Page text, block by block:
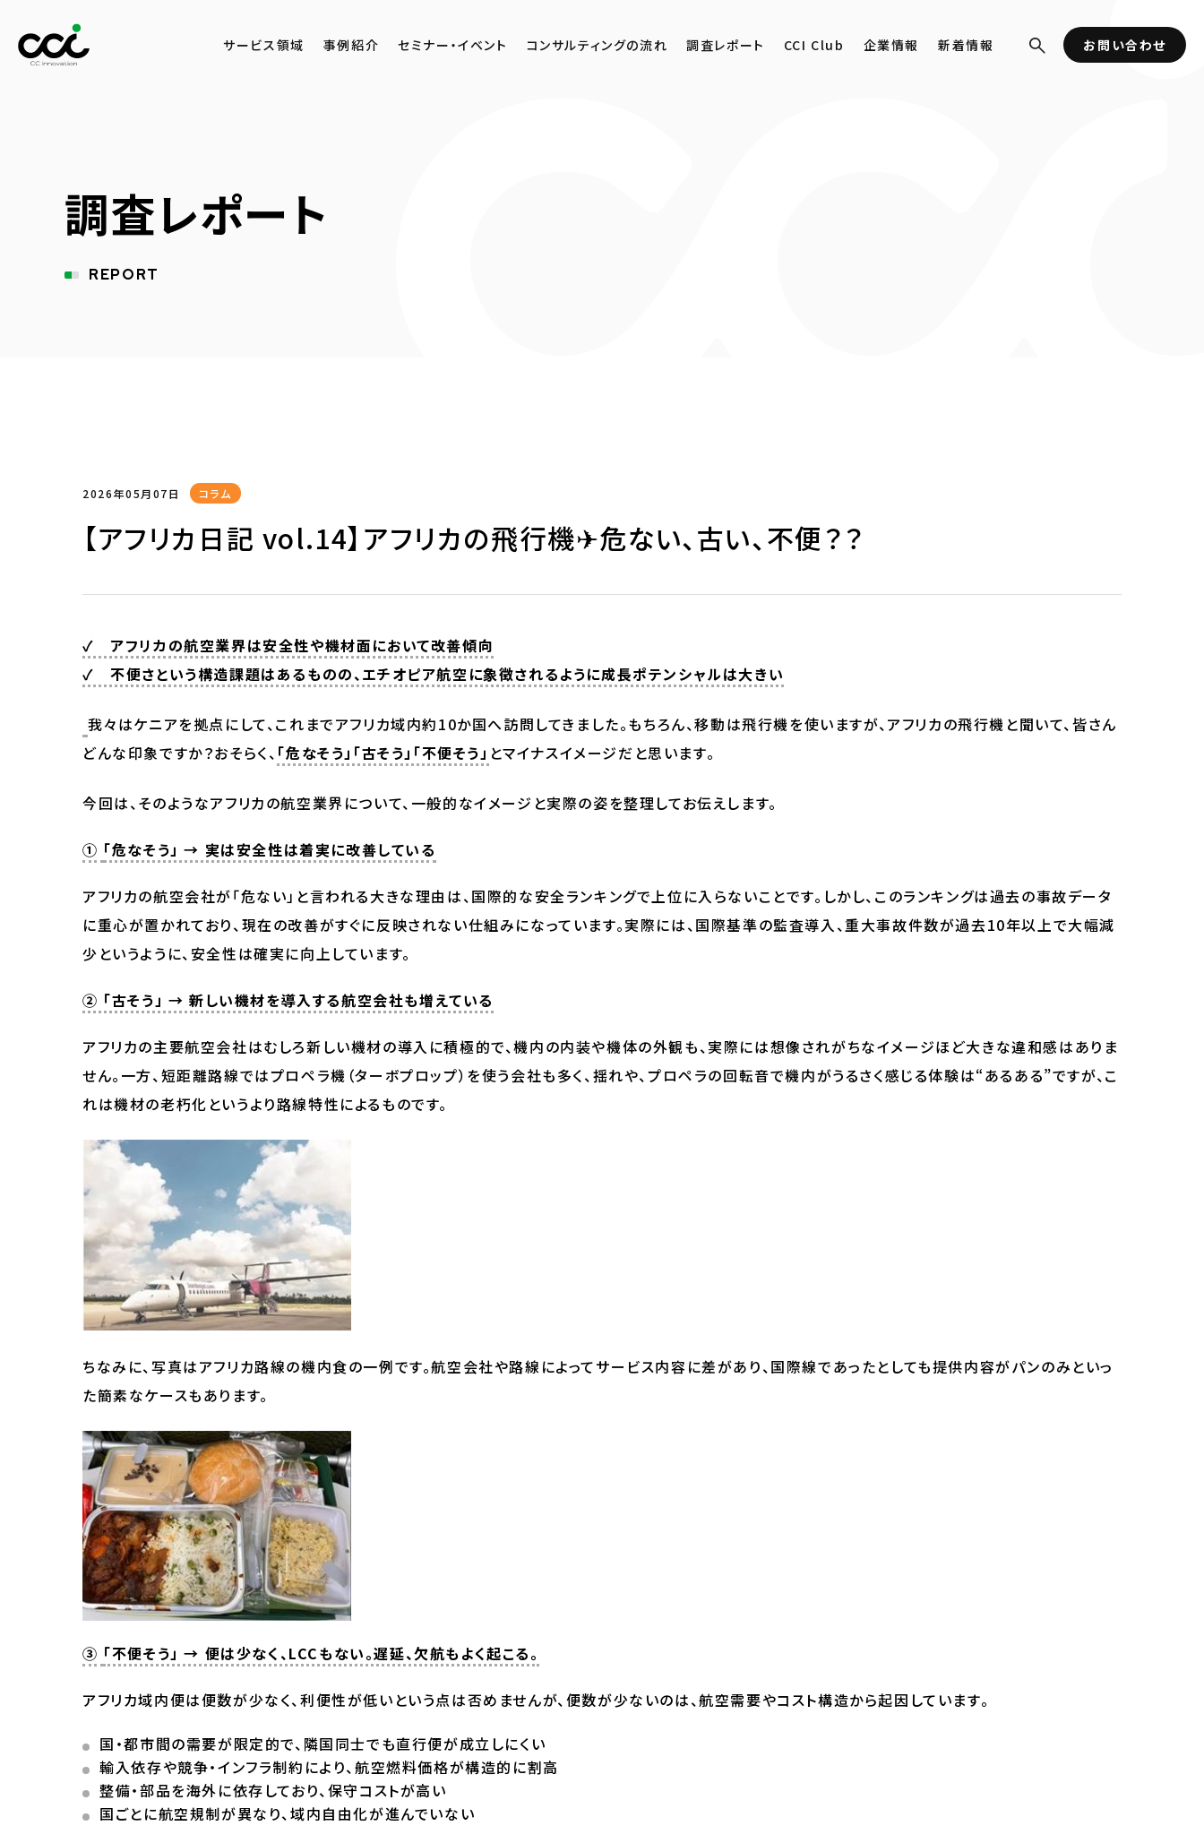
サービス領域 事例紹介 セミナー・イベント コンサルティングの流れ 調査レポート CCI Club 企業情報 新着情報 お問い合わせ
調査レポート
REPORT
2026年05月07日 コラム
【アフリカ日記 vol.14】アフリカの飛行機✈危ない、古い、不便？？
✓ アフリカの航空業界は安全性や機材面において改善傾向
✓ 不便さという構造課題はあるものの、エチオピア航空に象徴されるように成長ポテンシャルは大きい
我々はケニアを拠点にして、これまでアフリカ域内約10か国へ訪問してきました。もちろん、移動は飛行機を使いますが、アフリカの飛行機と聞いて、皆さん
どんな印象ですか？おそらく、 「危なそう」「古そう」「不便そう」 とマイナスイメージだと思います。
今回は、そのようなアフリカの航空業界について、一般的なイメージと実際の姿を整理してお伝えします。
① 「危なそう」 → 実は安全性は着実に改善している
アフリカの航空会社が「危ない」と言われる大きな理由は、国際的な安全ランキングで上位に入らないことです。しかし、このランキングは過去の事故データ
に重心が置かれており、現在の改善がすぐに反映されない仕組みになっています。実際には、国際基準の監査導入、重大事故件数が過去10年以上で大幅減
少というように、安全性は確実に向上しています。
② 「古そう」 → 新しい機材を導入する航空会社も増えている
アフリカの主要航空会社はむしろ新しい機材の導入に積極的で、機内の内装や機体の外観も、実際には想像されがちなイメージほど大きな違和感はありま
せん。一方、短距離路線ではプロペラ機（ターボプロップ）を使う会社も多く、揺れや、プロペラの回転音で機内がうるさく感じる体験は“あるある”ですが、こ
れは機材の老朽化というより路線特性によるものです。
ちなみに、写真はアフリカ路線の機内食の一例です。航空会社や路線によってサービス内容に差があり、国際線であったとしても提供内容がパンのみといっ
た簡素なケースもあります。
③ 「不便そう」 → 便は少なく、LCCもない。遅延、欠航もよく起こる。
アフリカ域内便は便数が少なく、利便性が低いという点は否めませんが、便数が少ないのは、航空需要やコスト構造から起因しています。
国・都市間の需要が限定的で、隣国同士でも直行便が成立しにくい
輸入依存や競争・インフラ制約により、航空燃料価格が構造的に割高
整備・部品を海外に依存しており、保守コストが高い
国ごとに航空規制が異なり、域内自由化が進んでいない